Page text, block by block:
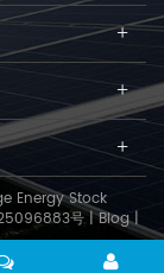
Energy Stock
号|Blog|